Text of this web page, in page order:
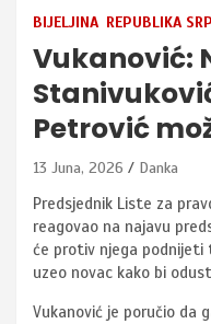
BIJELJINA REPUBLIKA
Vukanović:
Petrović
13 Juna, 2026 Danka
Predsjednik Liste za
reagovao na najavu
će protiv njega podnijeti
uzeo novac kako bi
Vukanović je poručio da